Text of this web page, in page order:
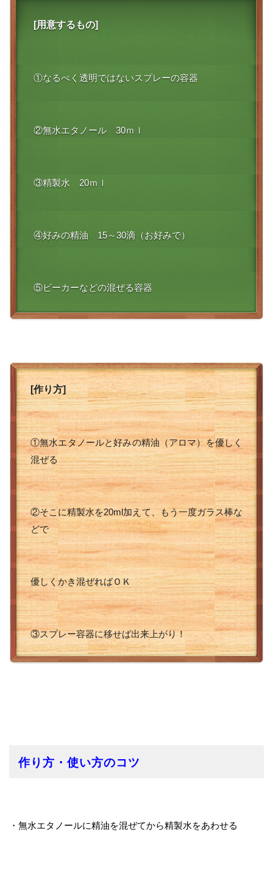
[用意するもの]
①なるべく透明ではないスプレーの容器
②無水エタノール 30ｍｌ
③精製水 20ｍｌ
④好みの精油 15～30滴（お好みで）
⑤ビーカーなどの混ぜる容器
[作り方]
①無水エタノールと好みの精油（アロマ）を優しく
混ぜる
②そこに精製水を20ml加えて、もう一度ガラス棒な
どで
優しくかき混ぜればＯＫ
③スプレー容器に移せば出来上がり！
作り方・使い方のコツ
・無水エタノールに精油を混ぜてから精製水をあわせる